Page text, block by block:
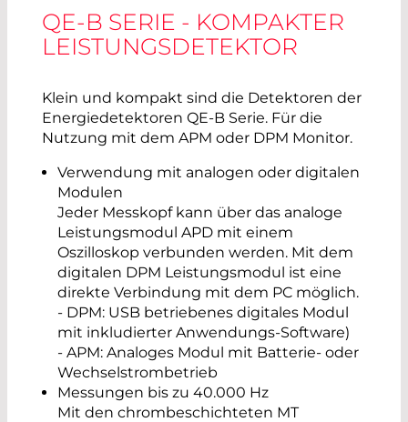
QE-B SERIE - KOMPAKTER
LEISTUNGSDETEKTOR
Klein und kompakt sind die Detektoren der
Energiedetektoren QE-B Serie. Für die
Nutzung mit dem APM oder DPM Monitor.
Verwendung mit analogen oder digitalen
Modulen
Jeder Messkopf kann über das analoge
Leistungsmodul APD mit einem
Oszilloskop verbunden werden. Mit dem
digitalen DPM Leistungsmodul ist eine
direkte Verbindung mit dem PC möglich.
- DPM: USB betriebenes digitales Modul
mit inkludierter Anwendungs-Software)
- APM: Analoges Modul mit Batterie- oder
Wechselstrombetrieb
Messungen bis zu 40.000 Hz
Mit den chrombeschichteten MT